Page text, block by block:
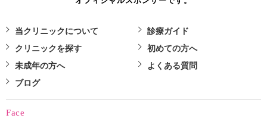
当クリニックについて
診療ガイド
クリニックを探す
初めての方へ
未成年の方へ
よくある質問
ブログ
Face